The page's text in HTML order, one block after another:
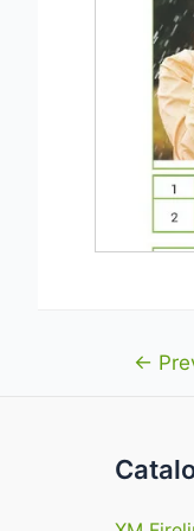
Navigare
←